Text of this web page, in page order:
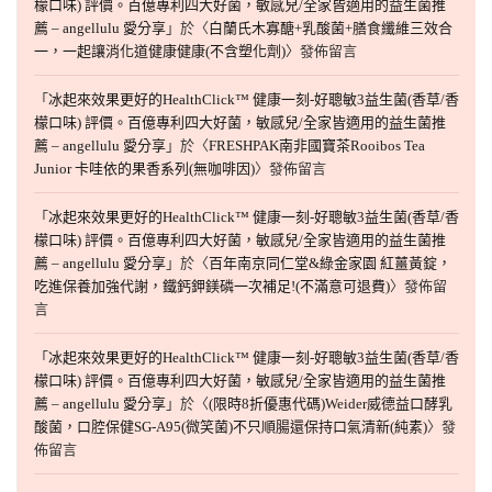
檬口味) 評價。百億專利四大好菌，敏感兒/全家皆適用的益生菌推
薦 – angellulu 愛分享 」於〈白蘭氏木寡醣+乳酸菌+膳食纖維三效合
一，一起讓消化道健康健康(不含塑化劑)〉發佈留言
「 冰起來效果更好的HealthClick™ 健康一刻-好聰敏3益生菌(香草/香
檬口味) 評價。百億專利四大好菌，敏感兒/全家皆適用的益生菌推
薦 – angellulu 愛分享 」於〈FRESHPAK南非國寶茶Rooibos Tea
Junior 卡哇依的果香系列(無咖啡因)〉發佈留言
「 冰起來效果更好的HealthClick™ 健康一刻-好聰敏3益生菌(香草/香
檬口味) 評價。百億專利四大好菌，敏感兒/全家皆適用的益生菌推
薦 – angellulu 愛分享 」於〈百年南京同仁堂&綠金家園 紅薑黃錠，
吃進保養加強代謝，鐵鈣鉀鎂磷一次補足!(不滿意可退費)〉發佈留
言
「 冰起來效果更好的HealthClick™ 健康一刻-好聰敏3益生菌(香草/香
檬口味) 評價。百億專利四大好菌，敏感兒/全家皆適用的益生菌推
薦 – angellulu 愛分享 」於〈(限時8折優惠代碼)Weider威德益口酵乳
酸菌，口腔保健SG-A95(微笑菌)不只順腸還保持口氣清新(純素)〉發
佈留言